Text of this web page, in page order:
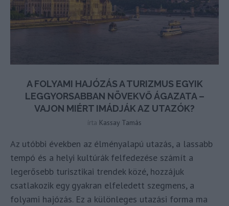
A FOLYAMI HAJÓZÁS A TURIZMUS EGYIK
LEGGYORSABBAN NÖVEKVŐ ÁGAZATA –
VAJON MIÉRT IMÁDJÁK AZ UTAZÓK?
írta Kassay Tamás
Az utóbbi években az élményalapú utazás, a lassabb
tempó és a helyi kultúrák felfedezése számít a
legerősebb turisztikai trendek közé, hozzájuk
csatlakozik egy gyakran elfeledett szegmens, a
folyami hajózás. Ez a különleges utazási forma ma